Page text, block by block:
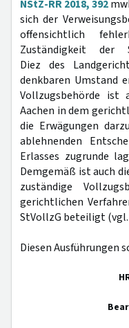
NStZ-RR 2018, 392
sich der
offensichtlich
Zuständigkeit der
Diez des
denkbaren Umstand
Vollzugsbehörde ist
Aachen in dem
die Erwägungen
ablehnenden
Erlasses zugrunde
Demgemäß ist auch
zuständige
gerichtlichen
StVollzG beteiligt (vgl.
Diesen Ausführungen